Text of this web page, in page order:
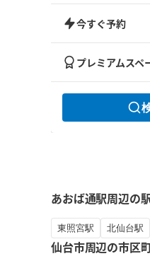
今すぐ予約
プレミアムスペ
あおば通駅周辺の
東照宮駅 北仙台駅
仙台市周辺の市区